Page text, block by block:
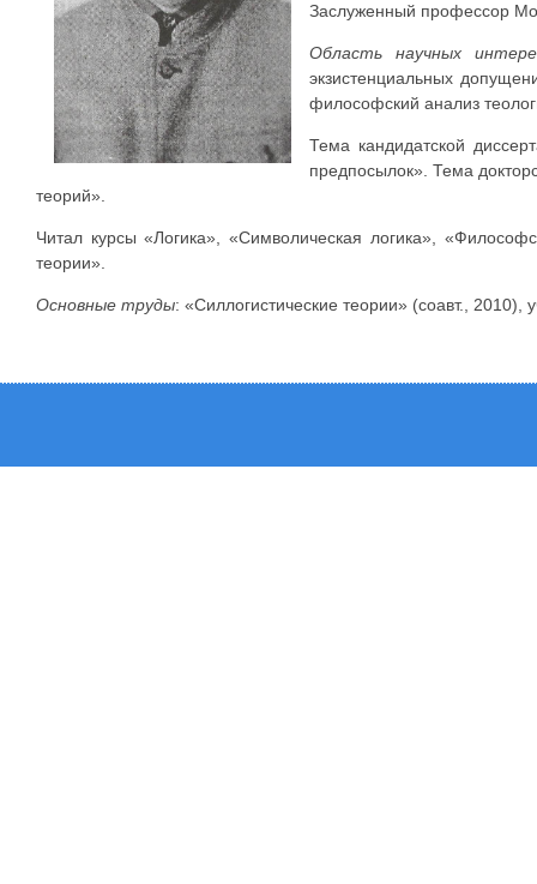
Заслуженный профессор
Область научных
экзистенциальных
философский анализ
Тема кандидатской
предпосылок». Тема
теорий».
Читал курсы «Логика», «Символическая логика»,
теории».
Основные труды: «Силлогистические теории» (соавт., 2010),